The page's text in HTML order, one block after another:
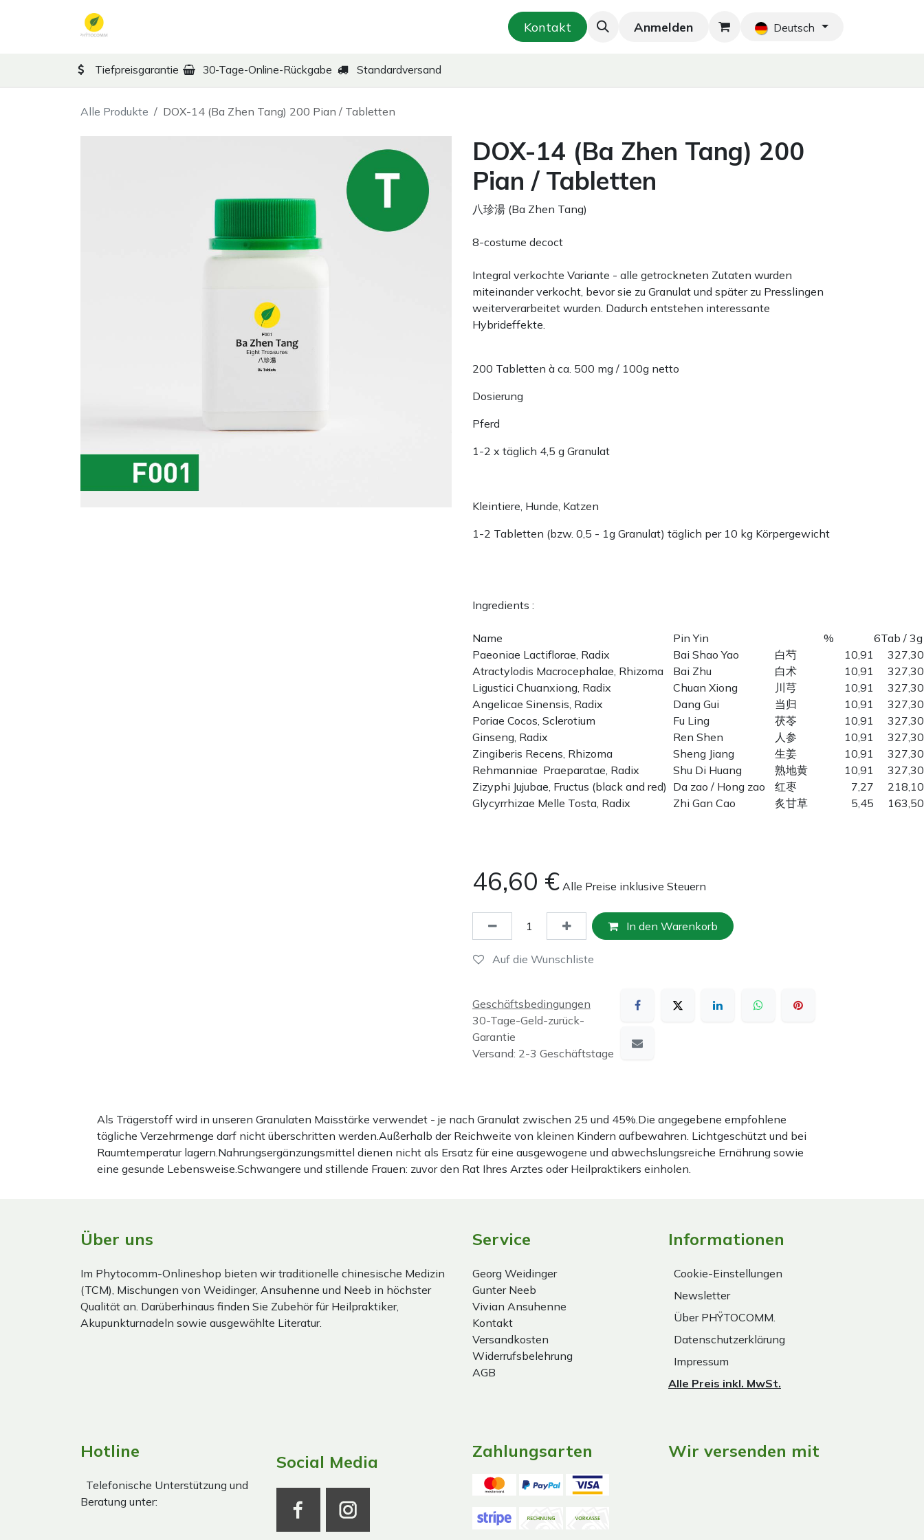
Kräuter-Zubereitungen Neu! Blog Home Shop
Kontakt Anmelden Deutsch
Tiefpreisgarantie 30-Tage-Online-Rückgabe Standardversand
Alle Produkte DOX-14 (Ba Zhen Tang) 200 Pian / Tabletten
DOX-14 (Ba Zhen Tang) 200
Pian / Tabletten
八珍湯 (Ba Zhen Tang)
8-costume decoct
Integral verkochte Variante - alle getrockneten Zutaten wurden
miteinander verkocht, bevor sie zu Granulat und später zu Presslingen
weiterverarbeitet wurden. Dadurch entstehen interessante
Hybrideffekte.
200 Tabletten à ca. 500 mg / 100g netto
Dosierung
Pferd
1-2 x täglich 4,5 g Granulat
Kleintiere, Hunde, Katzen
1-2 Tabletten (bzw. 0,5 - 1g Granulat) täglich per 10 kg Körpergewicht
Ingredients :
Name Pin Yin %
6Tab / 3g
Paeoniae Lactiflorae, Radix
Bai Shao Yao 白芍 10,91
327,30
Atractylodis Macrocephalae, Rhizoma
Bai Zhu 白术 10,91
327,30
Ligustici Chuanxiong, Radix
Chuan Xiong 川芎 10,91
327,30
Angelicae Sinensis, Radix
Dang Gui 当归 10,91
327,30
Poriae Cocos, Sclerotium
Fu Ling 茯苓 10,91
327,30
Ginseng, Radix
Ren Shen 人参 10,91
327,30
Zingiberis Recens, Rhizoma
Sheng Jiang 生姜 10,91
327,30
Rehmanniae Praeparatae, Radix
Shu Di Huang 熟地黄 10,91
327,30
Zizyphi Jujubae, Fructus (black and red) Da zao / Hong zao 红枣 7,27
218,10
Glycyrrhizae Melle Tosta, Radix
Zhi Gan Cao 炙甘草 5,45 163,50
46,60 € Alle Preise inklusive Steuern
In den Warenkorb
Auf die Wunschliste
Geschäftsbedingungen
30-Tage-Geld-zurück-
Garantie
Versand: 2-3 Geschäftstage
Als Trägerstoff wird in unseren Granulaten Maisstärke verwendet - je nach Granulat zwischen 25 und 45%.Die angegebene empfohlene
tägliche Verzehrmenge darf nicht überschritten werden.Außerhalb der Reichweite von kleinen Kindern aufbewahren. Lichtgeschützt und bei
Raumtemperatur lagern.Nahrungsergänzungsmittel dienen nicht als Ersatz für eine ausgewogene und abwechslungsreiche Ernährung sowie
eine gesunde Lebensweise.Schwangere und stillende Frauen: zuvor den Rat Ihres Arztes oder Heilpraktikers einholen.
Über uns
Im Phytocomm-Onlineshop bieten wir traditionelle chinesische Medizin
(TCM), Mischungen von Weidinger, Ansuhenne und Neeb in höchster
Qualität an. Darüberhinaus finden Sie Zubehör für Heilpraktiker,
Akupunkturnadeln sowie ausgewählte Literatur.
Service
Georg Weidinger
Gunter Neeb
Vivian Ansuhenne
Kontakt
Versandkosten
Widerrufsbelehrung
AGB
Informationen
Cookie-Einstellungen
Newsletter
Über PHŸTOCOMM.
Datenschutzerklärung
Impressum
Alle Preis inkl. MwSt.
Hotline
Telefonische Unterstützung und
Beratung unter:
Social Media
Zahlungsarten Wir versenden mit